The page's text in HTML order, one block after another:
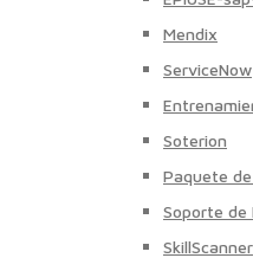
Mendix
ServiceNow
Soterion
Paquete
Soporte de
SkillScanner